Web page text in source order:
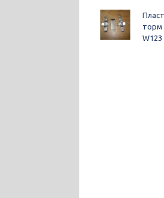
торм
W123